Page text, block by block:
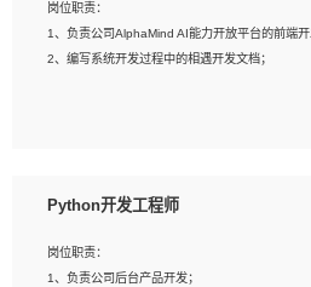
2、熟悉产品及需求规划工具，如:Axure、Xmind
3、具备良好的交流协调能力，有较强的责任感、
4、有较强的系统需求分析、文档编写能力、沟通
岗位职责：
1、负责公司AlphaMind AI能力开放平台的前端开
2、编写系统开发过程中的相遇开发文档；
3、熟悉react/vue/angular任何一种前端框架，熟
5、善于沟通，具有团队意识；
Python开发工程师
岗位职责：
1、负责公司后台产品开发；